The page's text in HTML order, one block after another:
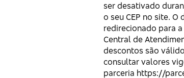
ser desativado
o seu CEP no site.
redirecionado para
Central de
descontos são
consultar valores
parceria https://